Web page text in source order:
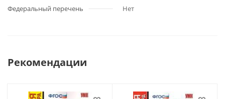
Федеральный перечень
Нет
Рекомендации